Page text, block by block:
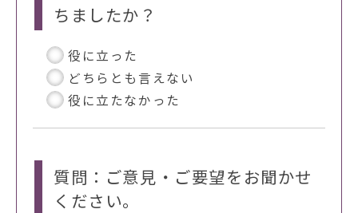
ちましたか？
役に立った
どちらとも言えない
役に立たなかった
質問：ご意見・ご要望をお聞かせ
ください。